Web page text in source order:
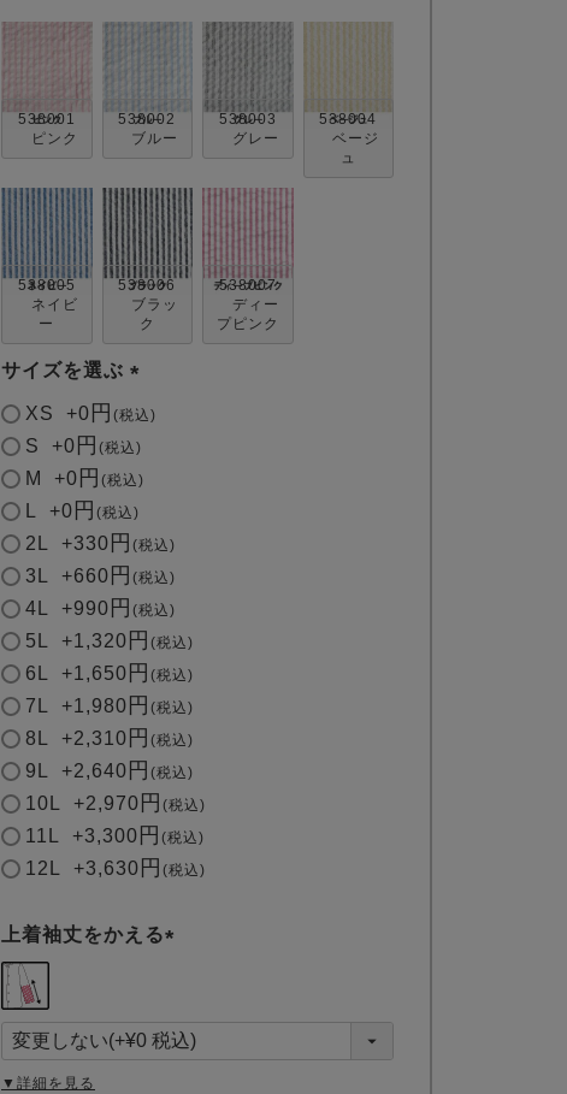
538001
ピンク
538002
ブルー
538003
グレー
538004
ベージ
ュ
538005
ネイビ
ー
538006
ブラッ
ク
538007
ディー
プピンク
サイズを選ぶ
(
)
XS +0 税込
S +0 税込
M +0 税込
+0 税込
2L +330 税込
3L +660 税込
4L +990 税込
5L +1,320 税込
6L +1,650 税込
7L +1,980 税込
8L +2,310 税込
9L +2,640 税込
10L +2,970 税込
11L +3,300 税込
12L +3,630 税込
上着袖丈をかえる
須
)
▼詳細を見る